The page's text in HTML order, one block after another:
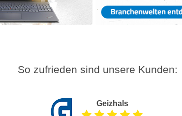
So zufrieden sind unsere Kunden:
Geizhals